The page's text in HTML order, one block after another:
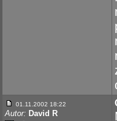
01.11.2002 18:22
Autor: David R